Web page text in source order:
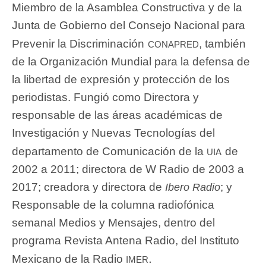
Miembro de la Asamblea Constructiva y de la
Junta de Gobierno del Consejo Nacional para
Prevenir la Discriminación conapred, también
de la Organización Mundial para la defensa de
la libertad de expresión y protección de los
periodistas. Fungió como Directora y
responsable de las áreas académicas de
Investigación y Nuevas Tecnologías del
departamento de Comunicación de la uia de
2002 a 2011; directora de W Radio de 2003 a
2017; creadora y directora de Ibero Radio; y
Responsable de la columna radiofónica
semanal Medios y Mensajes, dentro del
programa Revista Antena Radio, del Instituto
Mexicano de la Radio imer.